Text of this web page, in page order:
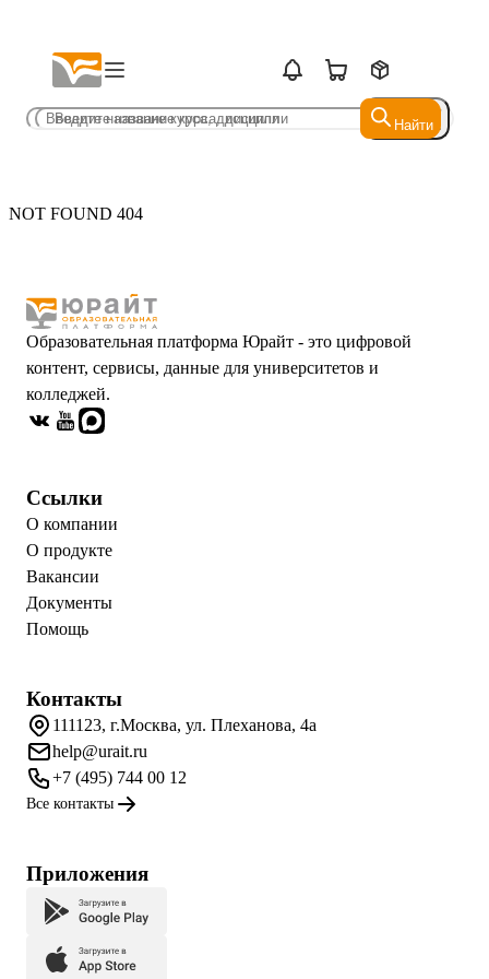
Найти
Найти
NOT FOUND 404
Образовательная платформа Юрайт - это цифровой
контент, сервисы, данные для университетов и
колледжей.
Ссылки
О компании
О продукте
Вакансии
Документы
Помощь
Контакты
111123, г.Москва, ул. Плеханова, 4а
help@urait.ru
+7 (495) 744 00 12
Все контакты
Приложения